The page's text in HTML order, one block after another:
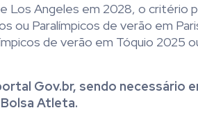
Los Angeles em 2028, o critério
ou Paralímpicos de verão em
de verão em Tóquio 2025
Gov.br, sendo necessário
Atleta.